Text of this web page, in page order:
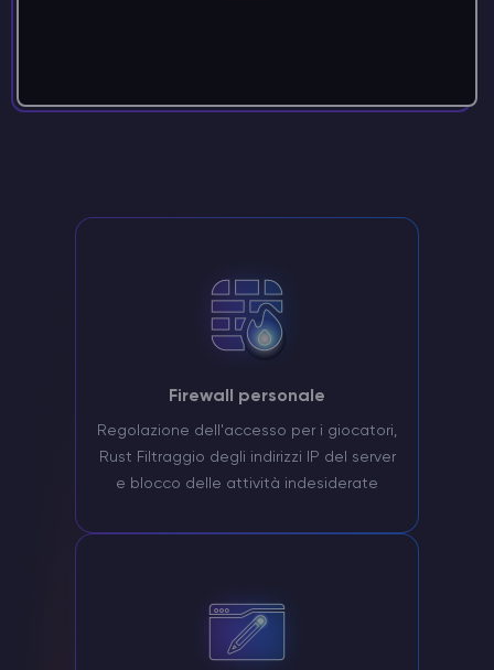
Firewall personale
Regolazione dell'accesso per i giocatori,
Rust Filtraggio degli indirizzi IP del server
e blocco delle attività indesiderate